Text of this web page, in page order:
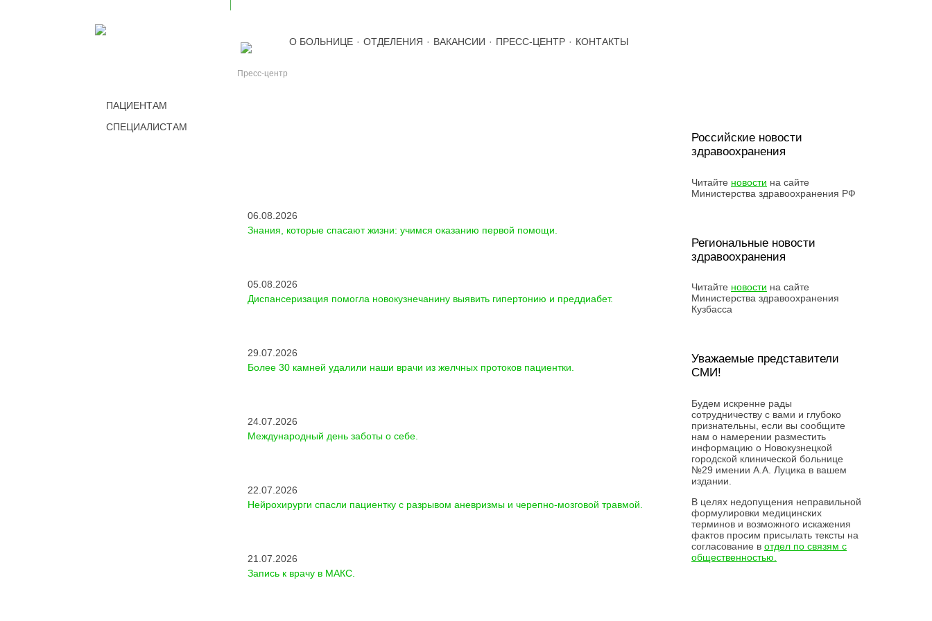
О БОЛЬНИЦЕ · ОТДЕЛЕНИЯ · ВАКАНСИИ · ПРЕСС-ЦЕНТР · КОНТАКТЫ
Пресс-центр
ПАЦИЕНТАМ
СПЕЦИАЛИСТАМ
06.08.2026
Знания, которые спасают жизни: учимся оказанию первой помощи.
05.08.2026
Диспансеризация помогла новокузнечанину выявить гипертонию и преддиабет.
29.07.2026
Более 30 камней удалили наши врачи из желчных протоков пациентки.
24.07.2026
Международный день заботы о себе.
22.07.2026
Нейрохирурги спасли пациентку с разрывом аневризмы и черепно-мозговой травмой.
21.07.2026
Запись к врачу в МАКС.
Российские новости
здравоохранения
Читайте новости на сайте
Министерства здравоохранения РФ
Региональные новости
здравоохранения
Читайте новости на сайте
Министерства здравоохранения
Кузбасса
Уважаемые представители
СМИ!
Будем искренне рады
сотрудничеству с вами и глубоко
признательны, если вы сообщите
нам о намерении разместить
информацию о Новокузнецкой
городской клинической больнице
№29 имении А.А. Луцика в вашем
издании.
В целях недопущения неправильной
формулировки медицинских
терминов и возможного искажения
фактов просим присылать тексты на
согласование в отдел по связям с
общественностью.